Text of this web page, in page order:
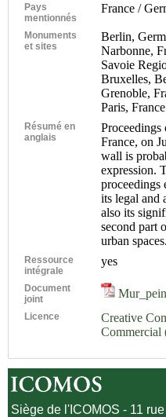
Pays
mentionnés
France /
Monuments
et sites
Berlin,
Narbonne,
Savoie
Bruxelles,
Grenoble,
Paris, France
Résumé en
anglais
France, on
wall is
expression.
proceedings
its legal and
also its
second part
urban spaces.
Ressource
intégrale
yes
Document
joint
Licence
Creative
Siège de l'ICOMOS - 11